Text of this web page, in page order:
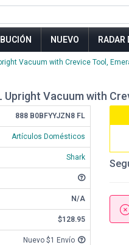
NUEVO RADAR
Vacuum with Crevice Tool,
Upright Vacuum with
888 B0BFYYJZN8 FL
Artículos Domésticos
Shark
N/A
$128.95
Nuevo $1 Envío